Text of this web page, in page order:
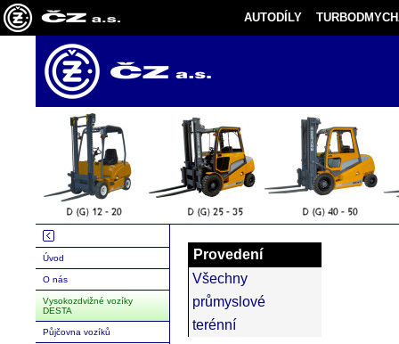
AUTODÍLY
Úvod
O nás
Vysokozdvižné vozíky
DESTA
Půjčovna vozíků
Provedení
Všechny
průmyslové
terénní